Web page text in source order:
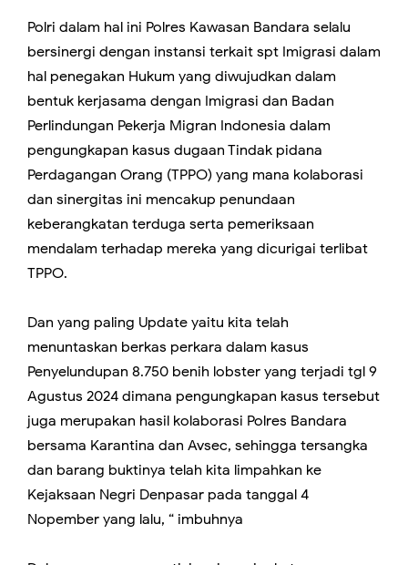
Polri dalam hal ini Polres Kawasan Bandara selalu
bersinergi dengan instansi terkait spt Imigrasi dalam
hal penegakan Hukum yang diwujudkan dalam
bentuk kerjasama dengan Imigrasi dan Badan
Perlindungan Pekerja Migran Indonesia dalam
pengungkapan kasus dugaan Tindak pidana
Perdagangan Orang (TPPO) yang mana kolaborasi
dan sinergitas ini mencakup penundaan
keberangkatan terduga serta pemeriksaan
mendalam terhadap mereka yang dicurigai terlibat
TPPO.
Dan yang paling Update yaitu kita telah
menuntaskan berkas perkara dalam kasus
Penyelundupan 8.750 benih lobster yang terjadi tgl 9
Agustus 2024 dimana pengungkapan kasus tersebut
juga merupakan hasil kolaborasi Polres Bandara
bersama Karantina dan Avsec, sehingga tersangka
dan barang buktinya telah kita limpahkan ke
Kejaksaan Negri Denpasar pada tanggal 4
Nopember yang lalu, “ imbuhnya